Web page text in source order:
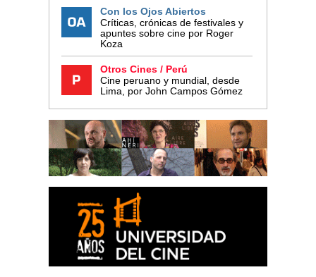
Con los Ojos Abiertos
Críticas, crónicas de festivales y
apuntes sobre cine por Roger
Koza
Otros Cines / Perú
Cine peruano y mundial, desde
Lima, por John Campos Gómez